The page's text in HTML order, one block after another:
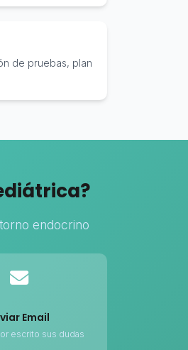
de pruebas, plan
endocrino
Email
escrito sus dudas